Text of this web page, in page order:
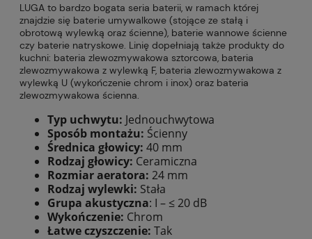
LUGA to bardzo bogata seria baterii, w ramach której
znajdzie się baterie umywalkowe (stojące ze stałą i
obrotową wylewką oraz ścienne), baterie wannowe ścienne
czy baterie natryskowe. Linię dopełniają także produkty do
kuchni: bateria zlewozmywakowa sztorcowa, bateria
zlewozmywakowa z wylewką F, bateria zlewozmywakowa z
wylewką U (wykończenie chrom i inox) oraz bateria
zlewozmywakowa ścienna.
Typ uchwytu: Jednouchwytowa
Sposób montażu: Ścienny
Średnica głowicy: 40 mm
Rodzaj głowicy: Ceramiczna
Rozmiar aeratora: 24 mm
Rodzaj wylewki: Stała
Grupa akustyczna: I – ≤ 20 dB
Wykończenie: Chrom
Łatwe czyszczenie: Tak